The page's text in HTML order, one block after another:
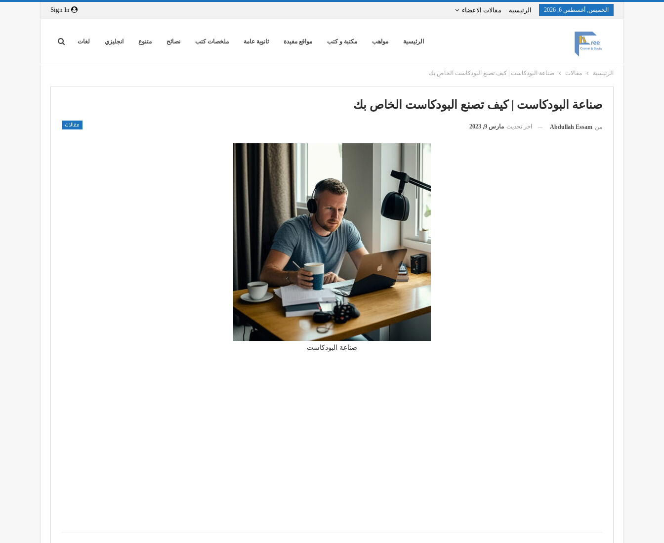
الخميس, أغسطس 6, 2026 الرئيسية مقالات الاعضاء
الرئيسية مواهب مكتبة و كتب مواقع مفيدة ثانوية عامة ملخصات كتب نصائح متنوع انجليزي لغات
الرئيسية مقالات صناعة البودكاست | كيف تصنع البودكاست الخاص بك
صناعة البودكاست | كيف تصنع البودكاست الخاص بك
مقالات من Abdullah Essam اخر تحديث مارس 9, 2023
صناعة البودكاست